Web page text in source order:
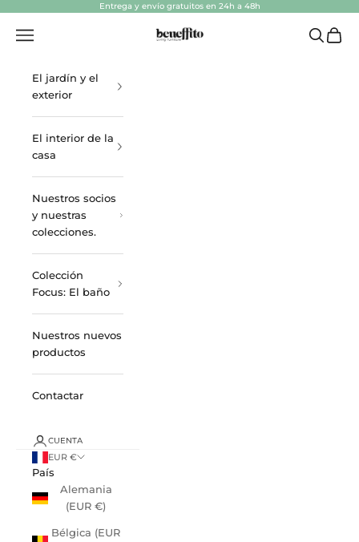
Entrega y envío gratuitos en 24h a 48h
beneffito.com
Abrir menú de navegación AbrirAbrir
El jardín y el
exterior
El interior de la
casa
Nuestros socios
y nuestras
colecciones.
Colección
Focus: El baño
Nuestros nuevos
productos
Contactar
CUENTA
EUR €
País
Alemania
(EUR €)
Bélgica (EUR